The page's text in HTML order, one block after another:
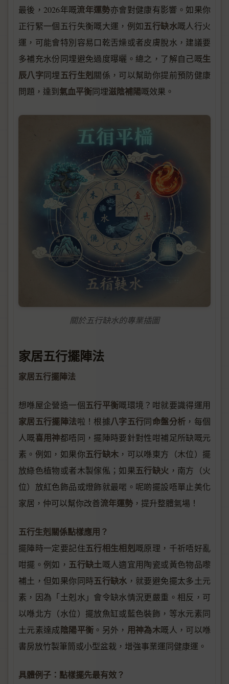
最後，2026年嘅流年運勢亦會對健康有影響。如果你
正行緊一個五行失衡嘅大運，例如五行缺水嘅人行火
運，可能會特別容易口乾舌燥或者皮膚脫水，建議要
多補充水份同埋避免過度曝曬。總之，了解自己嘅生
辰八字同埋五行生剋關係，可以幫助你提前預防健康
問題，達到氣血平衡同埋滋陰補陽嘅效果。
關於五行缺水的專業插圖
家居五行擺陣法
家居五行擺陣法
想喺屋企營造一個五行平衡嘅環境？咁就要識得運用
家居五行擺陣法啦！根據八字五行同命盤分析 ，每個
人嘅喜用神都唔同，擺陣時要針對性咁補足所缺嘅元
素。例如，如果你五行缺木 ，可以喺東方（木位）擺
放綠色植物或者木製傢俬；如果五行缺火 ，南方（火
位）放紅色飾品或燈飾就最啱。呢啲擺設唔單止美化
家居，仲可以幫你改善流年運勢 ，提升整體氣場！
五行生剋關係點樣應用？
擺陣時一定要記住五行相生相剋嘅原理，千祈唔好亂
咁擺。例如， 五行缺土嘅人適宜用陶瓷或黃色物品嚟
補土，但如果你同時五行缺水 ，就要避免擺太多土元
素，因為「土剋水」會令缺水情況更嚴重。相反，可
以喺北方（水位）擺放魚缸或藍色裝飾，等水元素同
土元素達成陰陽平衡 。另外， 用神為木嘅人，可以喺
書房放竹製筆筒或小型盆栽，增強事業運同健康運。
具體例子：點樣擺先最有效？